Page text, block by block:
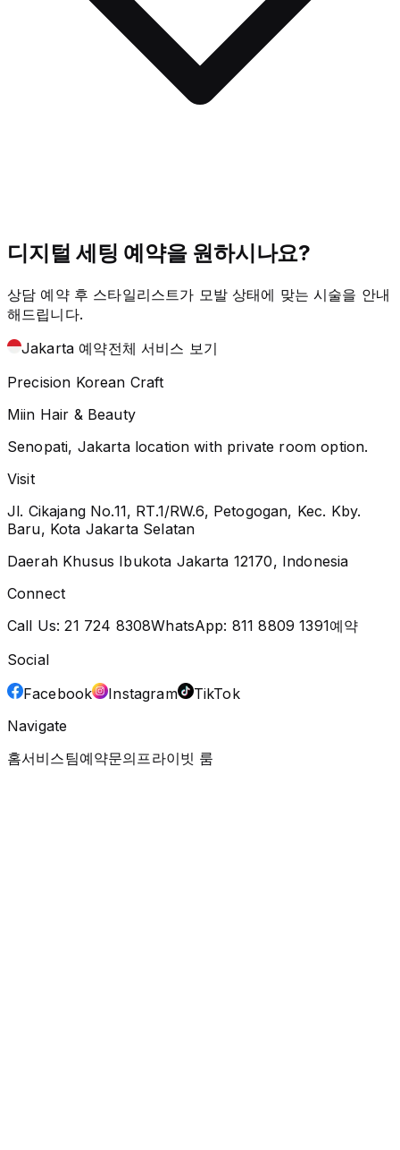
디지털 세팅 예약을 원하시나요?
상담 예약 후 스타일리스트가 모발 상태에 맞는 시술을 안내
해드립니다.
Jakarta 예약전체 서비스 보기
Precision Korean Craft
Miin Hair & Beauty
Senopati, Jakarta location with private room option.
Visit
Jl. Cikajang No.11, RT.1/RW.6, Petogogan, Kec. Kby.
Baru, Kota Jakarta Selatan
Daerah Khusus Ibukota Jakarta 12170, Indonesia
Connect
Call Us:21 724 8308WhatsApp: 811 8809 1391예약
Social
Facebook
Instagram
TikTok
Navigate
홈서비스팀예약문의 프라이빗 룸